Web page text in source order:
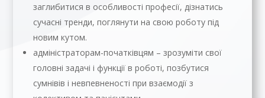
заглибитися в особливості професії, дізнатись
сучасні тренди, поглянути на свою роботу під
новим кутом.
адміністраторам-початківцям – зрозуміти свої
головні задачі і функції в роботі, позбутися
сумнівів і невпевненості при взаємодії з